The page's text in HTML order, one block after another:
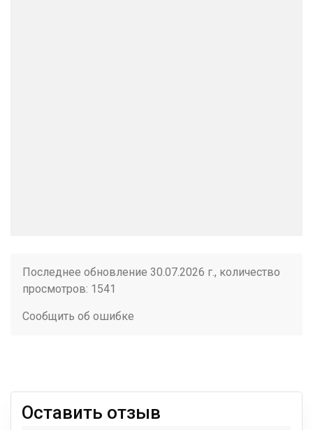
Последнее обновление 30.07.2026 г., количество
просмотров: 1541
Сообщить об ошибке
Оставить отзыв